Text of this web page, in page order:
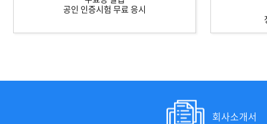
공인 인증시험 무료 응시
회사소개서